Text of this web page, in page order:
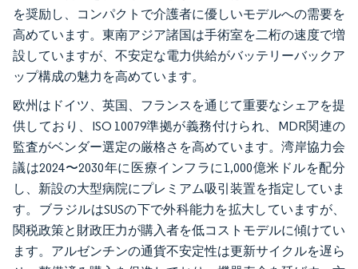
を奨励し、コンパクトで介護者に優しいモデルへの需要を
高めています。東南アジア諸国は手術室を二桁の速度で増
設していますが、不安定な電力供給がバッテリーバックア
ップ構成の魅力を高めています。
欧州はドイツ、英国、フランスを通じて重要なシェアを提
供しており、ISO 10079準拠が義務付けられ、MDR関連の
監査がベンダー選定の厳格さを高めています。湾岸協力会
議は2024〜2030年に医療インフラに1,000億米ドルを配分
し、新設の大型病院にプレミアム吸引装置を指定していま
す。ブラジルはSUSの下で外科能力を拡大していますが、
関税政策と財政圧力が購入者を低コストモデルに傾けてい
ます。アルゼンチンの通貨不安定性は更新サイクルを遅ら